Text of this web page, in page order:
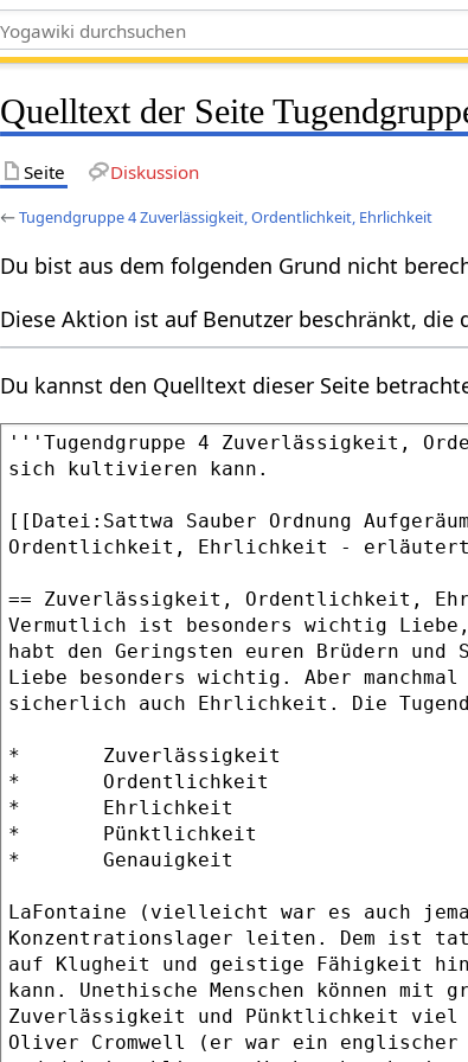
Quelltext der Seite
Seite Diskussion
←Tugendgruppe 4 Zuverlässigkeit, Ordentlichkeit, Ehrlichkeit
Du bist aus dem folgenden Grund nicht
Diese Aktion ist auf Benutzer beschränkt, die
Du kannst den Quelltext dieser Seite